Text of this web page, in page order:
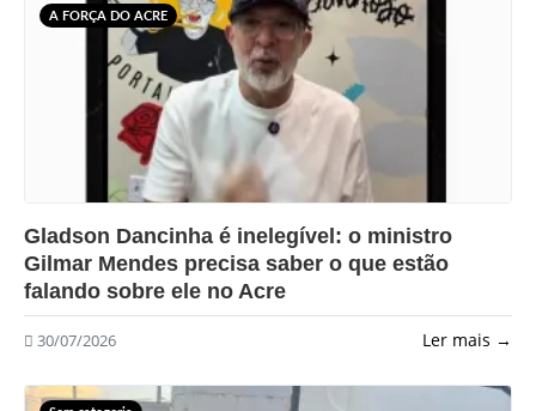
A FORÇA DO ACRE
?>
Gladson Dancinha é inelegível: o ministro
Gilmar Mendes precisa saber o que estão
falando sobre ele no Acre
30/07/2026 Ler mais →